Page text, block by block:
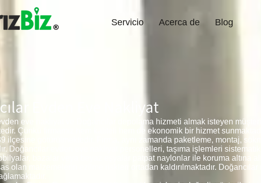
Servicio Acerca de Blog
Evden Eve Nakliyat
eve nakliyat ve Doğancılar depolama hizmeti almak isteyen
Çünkü firmamız hem kaliteli hem de ekonomik bir hizmet
ilçesine götürülmektedir. Firma, aynı zamanda paketleme, montaj,
Doğancılar evden eve nakliyat personelleri, taşıma işlemleri
bazalar veya beyaz eşyalar patpat naylonlar ile koruma altına
olan malzemelerin ezilme riskleri ortadan kaldırılmaktadır.